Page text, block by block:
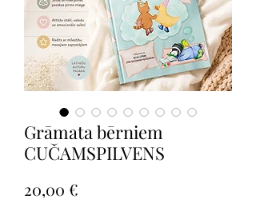
Grāmata bērniem
CUČAMSPILVENS
20,00 €